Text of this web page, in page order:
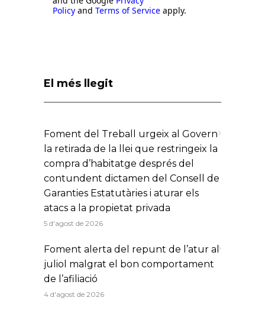
Policy and Terms of Service apply.
El més llegit
Foment del Treball urgeix al Govern
la retirada de la llei que restringeix la
compra d’habitatge després del
contundent dictamen del Consell de
Garanties Estatutàries i aturar els
atacs a la propietat privada
5 d'agost de 2026
Foment alerta del repunt de l’atur al
juliol malgrat el bon comportament
de l’afiliació
4 d'agost de 2026